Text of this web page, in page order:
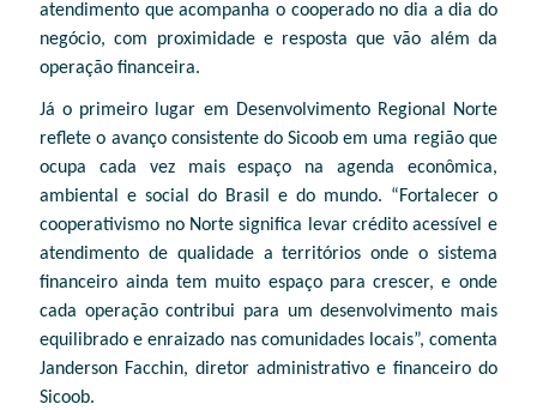
atendimento que acompanha o cooperado no dia a dia do
negócio, com proximidade e resposta que vão além da
operação financeira.
Já o primeiro lugar em Desenvolvimento Regional Norte
reflete o avanço consistente do Sicoob em uma região que
ocupa cada vez mais espaço na agenda econômica,
ambiental e social do Brasil e do mundo. “Fortalecer o
cooperativismo no Norte significa levar crédito acessível e
atendimento de qualidade a territórios onde o sistema
financeiro ainda tem muito espaço para crescer, e onde
cada operação contribui para um desenvolvimento mais
equilibrado e enraizado nas comunidades locais”, comenta
Janderson Facchin, diretor administrativo e financeiro do
Sicoob.